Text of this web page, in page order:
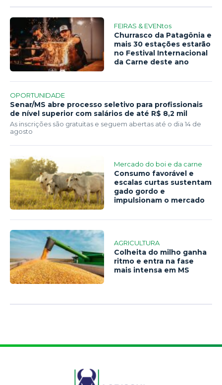
FEIRAS & EVENtos
Churrasco da Patagônia e
mais 30 estações estarão
no Festival Internacional
da Carne deste ano
OPORTUNIDADE
Senar/MS abre processo seletivo para profissionais
de nível superior com salários de até R$ 8,2 mil
As inscrições são gratuitas e seguem abertas até o dia 14 de
agosto
Mercado do boi e da carne
Consumo favorável e
escalas curtas sustentam
gado gordo e
impulsionam o mercado
AGRICULTURA
Colheita do milho ganha
ritmo e entra na fase
mais intensa em MS